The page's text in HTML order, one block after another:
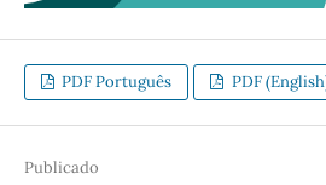
PDF Português PDF
Publicado